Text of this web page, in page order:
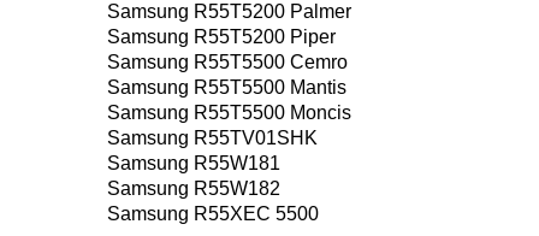
Samsung R55T5200 Palmer
Samsung R55T5200 Piper
Samsung R55T5500 Cemro
Samsung R55T5500 Mantis
Samsung R55T5500 Moncis
Samsung R55TV01SHK
Samsung R55W181
Samsung R55W182
Samsung R55XEC 5500